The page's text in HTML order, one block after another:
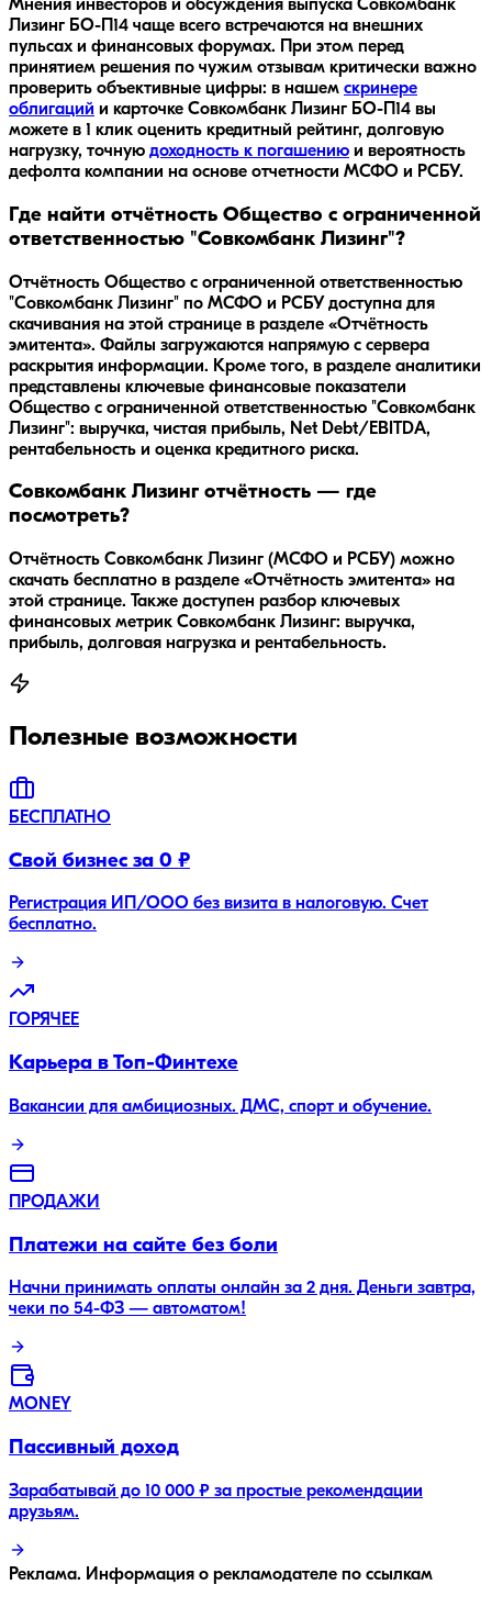
Мнения инвесторов и обсуждения выпуска Совкомбанк
Лизинг БО-П14 чаще всего встречаются на внешних
пульсах и финансовых форумах. При этом перед
принятием решения по чужим отзывам критически важно
проверить объективные цифры: в нашем скринере
облигаций и карточке Совкомбанк Лизинг БО-П14 вы
можете в 1 клик оценить кредитный рейтинг, долговую
нагрузку, точную доходность к погашению и вероятность
дефолта компании на основе отчетности МСФО и РСБУ.
Где найти отчётность Общество с ограниченной
ответственностью "Совкомбанк Лизинг"?
Отчётность Общество с ограниченной ответственностью
"Совкомбанк Лизинг" по МСФО и РСБУ доступна для
скачивания на этой странице в разделе «Отчётность
эмитента». Файлы загружаются напрямую с сервера
раскрытия информации. Кроме того, в разделе аналитики
представлены ключевые финансовые показатели
Общество с ограниченной ответственностью "Совкомбанк
Лизинг": выручка, чистая прибыль, Net Debt/EBITDA,
рентабельность и оценка кредитного риска.
Совкомбанк Лизинг отчётность — где
посмотреть?
Отчётность Совкомбанк Лизинг (МСФО и РСБУ) можно
скачать бесплатно в разделе «Отчётность эмитента» на
этой странице. Также доступен разбор ключевых
финансовых метрик Совкомбанк Лизинг: выручка,
прибыль, долговая нагрузка и рентабельность.
Полезные возможности
БЕСПЛАТНО
Свой бизнес за 0 ₽
Регистрация ИП/ООО без визита в налоговую. Счет
бесплатно.
ГОРЯЧЕЕ
Карьера в Топ-Финтехе
Вакансии для амбициозных. ДМС, спорт и обучение.
ПРОДАЖИ
Платежи на сайте без боли
Начни принимать оплаты онлайн за 2 дня. Деньги завтра,
чеки по 54-ФЗ — автоматом!
MONEY
Пассивный доход
Зарабатывай до 10 000 ₽ за простые рекомендации
друзьям.
Реклама. Информация о рекламодателе по ссылкам